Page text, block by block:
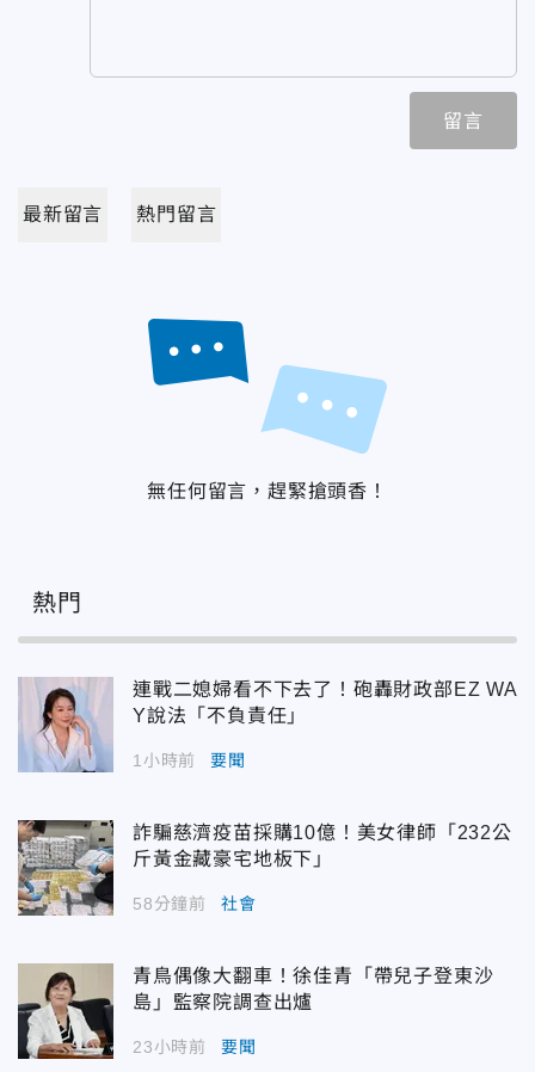
留言
最新留言 熱門留言
無任何留言，趕緊搶頭香！
熱門
連戰二媳婦看不下去了！砲轟財政部EZ WA
Y說法「不負責任」
1小時前 要聞
詐騙慈濟疫苗採購10億！美女律師「232公
斤黃金藏豪宅地板下」
58分鐘前 社會
青鳥偶像大翻車！徐佳青「帶兒子登東沙
島」監察院調查出爐
23小時前 要聞